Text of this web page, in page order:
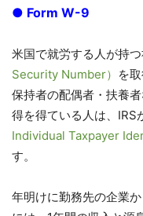
● Form W-9
米国で就労する人が持つ
Security Number） を
保持者の配偶者・扶養
得を得ている人は、IRS
Individual Taxpayer
す。
年明けに勤務先の企業